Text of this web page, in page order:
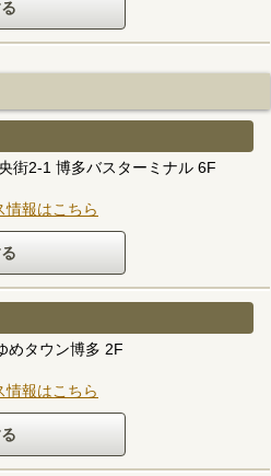
街2-1 博多バスターミナル 6F
情報はこちら
めタウン博多 2F
情報はこちら